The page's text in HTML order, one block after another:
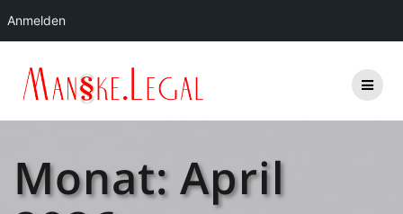
Anmelden
Inhalt
springen
Monat:April